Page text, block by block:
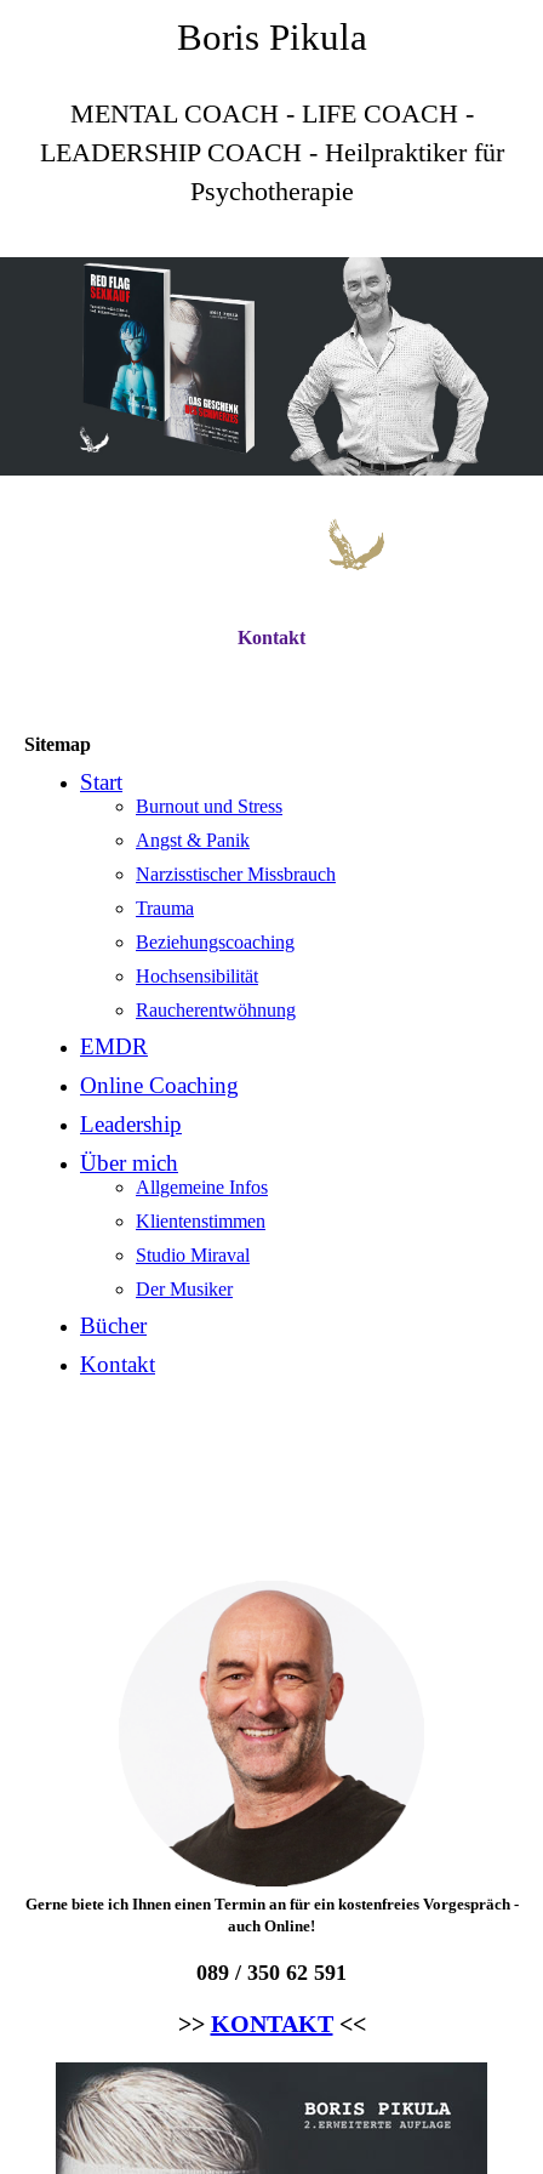
Boris Pikula
MENTAL COACH - LIFE COACH -
LEADERSHIP COACH - Heilpraktiker für
Psychotherapie
Kontakt
Sitemap
Start
Burnout und Stress
Angst & Panik
Narzisstischer Missbrauch
Trauma
Beziehungscoaching
Hochsensibilität
Raucherentwöhnung
EMDR
Online Coaching
Leadership
Über mich
Allgemeine Infos
Klientenstimmen
Studio Miraval
Der Musiker
Bücher
Kontakt
Gerne biete ich Ihnen einen Termin an für ein kostenfreies Vorgespräch -
auch Online!
089 / 350 62 591
>> KONTAKT<<